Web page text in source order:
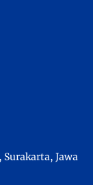
Surakarta, Jawa